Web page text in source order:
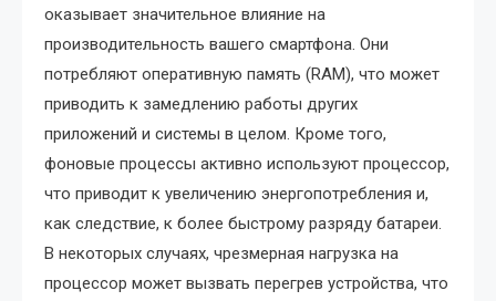
оказывает значительное влияние на
производительность вашего смартфона. Они
потребляют оперативную память (RAM), что может
приводить к замедлению работы других
приложений и системы в целом. Кроме того,
фоновые процессы активно используют процессор,
что приводит к увеличению энергопотребления и,
как следствие, к более быстрому разряду батареи.
В некоторых случаях, чрезмерная нагрузка на
процессор может вызвать перегрев устройства, что